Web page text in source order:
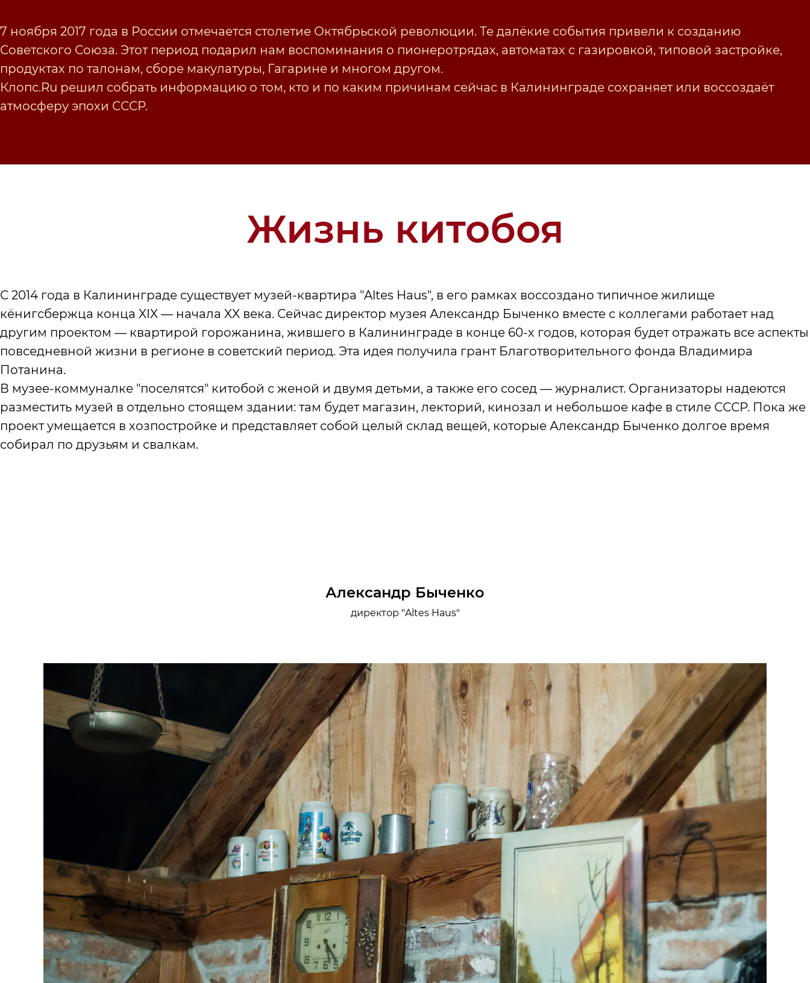
7 ноября 2017 года в России отмечается столетие Октябрьской революции. Те далёкие события привели к созданию
Советского Союза. Этот период подарил нам воспоминания о пионеротрядах, автоматах с газировкой, типовой застройке,
продуктах по талонам, сборе макулатуры, Гагарине и многом другом.
Клопс.Ru решил собрать информацию о том, кто и по каким причинам сейчас в Калининграде сохраняет или воссоздаёт
атмосферу эпохи СССР.
Жизнь китобоя
С 2014 года в Калининграде существует музей-квартира "Altes Haus", в его рамках воссоздано типичное жилище
кёнигсбержца конца XIX — начала XX века. Сейчас директор музея Александр Быченко вместе с коллегами работает над
другим проектом — квартирой горожанина, жившего в Калининграде в конце 60-х годов, которая будет отражать все аспекты
повседневной жизни в регионе в советский период. Эта идея получила грант Благотворительного фонда Владимира
Потанина.
В музее-коммуналке "поселятся" китобой с женой и двумя детьми, а также его сосед — журналист. Организаторы надеются
разместить музей в отдельно стоящем здании: там будет магазин, лекторий, кинозал и небольшое кафе в стиле СССР. Пока же
проект умещается в хозпостройке и представляет собой целый склад вещей, которые Александр Быченко долгое время
собирал по друзьям и свалкам.
Александр Быченко
директор "Altes Haus"